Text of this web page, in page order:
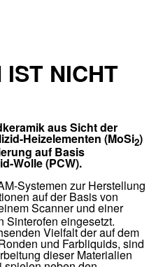
NICHT
aus Sicht der
Heizelementen (MoSi2)
auf Basis
Wolle (PCW).
Systemen zur Herstellung
auf der Basis von
Scanner und einer
Sinterofen eingesetzt.
Vielfalt der auf dem
und Farbliquids, sind
dieser Materialien